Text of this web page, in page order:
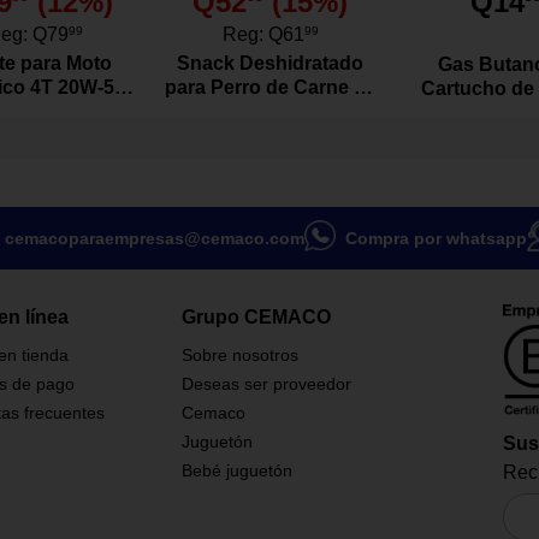
con distintos niveles de
a sus tres bandas de
media y fuerte.
durante los ejercicios
elástica antideslizante que
resistente diseñado para
manteniendo su
de transporte para guardarlas y
Q7999
para Moto
4T 20W-50
Reg: Q61 99
Snack Deshidratado
para Perro de Carne de
Gas
Cartucho de
cemacoparaempresas@cemaco.com Compra por whatsapp
línea
tienda
de pago
frecuentes
Grupo CEMACO
Sobre nosotros
Deseas ser proveedor
Cemaco
Juguetón
Bebé juguetón